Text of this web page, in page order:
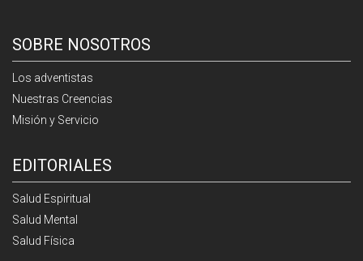
SOBRE NOSOTROS
Los adventistas
Nuestras Creencias
Misión y Servicio
EDITORIALES
Salud Espiritual
Salud Mental
Salud Física